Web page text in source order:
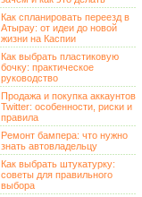
Как спланировать переезд в
Атырау: от идеи до новой
жизни на Каспии
Как выбрать пластиковую
бочку: практическое
руководство
Продажа и покупка аккаунтов
Twitter: особенности, риски и
правила
Ремонт бампера: что нужно
знать автовладельцу
Как выбрать штукатурку:
советы для правильного
выбора